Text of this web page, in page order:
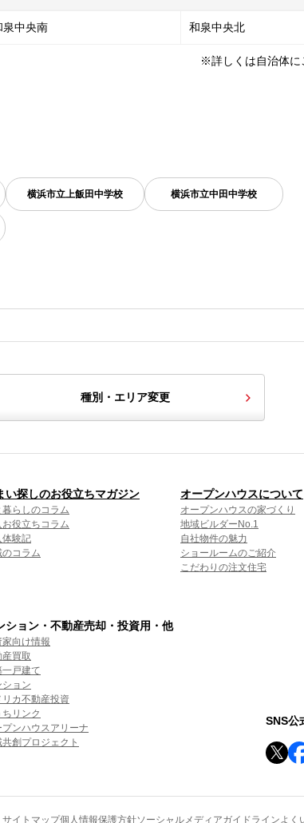
泉中央南 和泉中央北
※詳しくは自治体に
横浜市立上飯田中学校 横浜市立中田中学校
種別・エリア変更
い探しのお役立ちマガジン
暮らしのコラム
お役立ちコラム
体験記
のコラム
オープンハウスについて
オープンハウスの家づくり
地域ビルダーNo.1
自社物件の魅力
ショールームのご紹介
こだわりの注文住宅
ション・不動産売却・投資用・他
家向け情報
産買取
一戸建て
ション
リカ不動産投資
ちリンク
プンハウスアリーナ
共創プロジェクト
SNS公
サイトマップ個人情報保護方針ソーシャルメディアガイドラインよく